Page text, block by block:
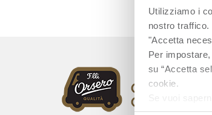
Utilizziamo i
nostro
"Accetta
Per
su “Accetta
cookie.
Se vuoi